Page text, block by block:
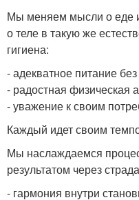
Мы меняем мысли о еде
о теле в такую же
гигиена:
- адекватное питание без
- радостная физическая
- уважение к своим
Каждый идет своим
Мы наслаждаемся
результатом через
- гармония внутри